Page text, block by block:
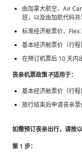
由加拿大航空、Air
班，以及由加航代码
标准经济舱票价、
基本经济舱票价（行
在预订机票后 10 天内
丧亲机票政策不适用于：
基本经济舱票价（行
旅行结束后申请丧亲票
如需预订丧亲出行，请按
第 1 步：